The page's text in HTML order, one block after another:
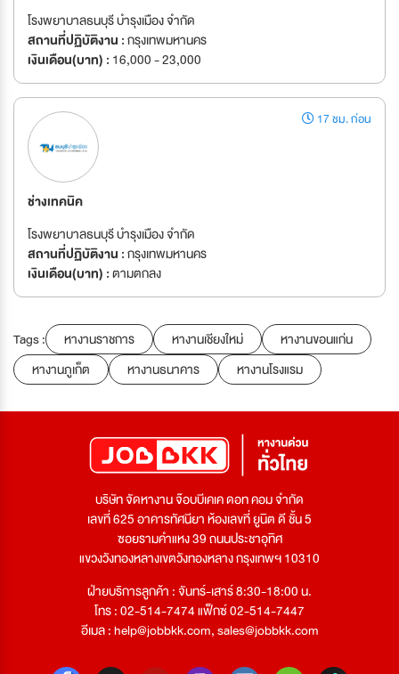
โรงพยาบาลธนบุรี บำรุงเมือง จำกัด
สถานที่ปฏิบัติงาน :กรุงเทพมหานคร
เงินเดือน(บาท) : 16,000 - 23,000
17 ชม. ก่อน
ช่างเทคนิค
โรงพยาบาลธนบุรี บำรุงเมือง จำกัด
สถานที่ปฏิบัติงาน :กรุงเทพมหานคร
เงินเดือน(บาท) :ตามตกลง
Tags : หางานราชการ หางานเชียงใหม่
หางานขอนแก่น
หางานภูเก็ต
หางานธนาคาร หางานโรงแรม
บริษัท จัดหางาน จ๊อบบีเคเค ดอท คอม จำกัด
เลขที่ 625 อาคารทัศนียา ห้องเลขที่ ยูนิต ดี ชั้น 5
ซอยรามคำแหง 39 ถนนประชาอุทิศ
แขวงวังทองหลางเขตวังทองหลาง กรุงเทพฯ 10310
ฝ่ายบริการลูกค้า : จันทร์-เสาร์ 8:30-18:00 น.
โทร : 02-514-7474 แฟ็กซ์ 02-514-7447
อีเมล :help@jobbkk.com,sales@jobbkk.com